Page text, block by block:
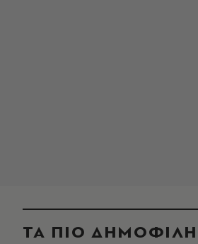
ΤΑ ΠΙΟ ΔΗΜΟΦΙΛΗ